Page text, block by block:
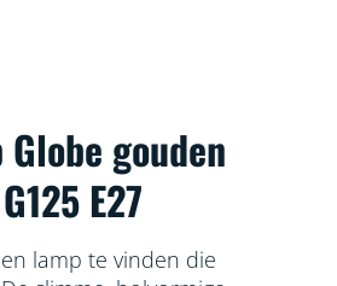
gouden
E27
lamp te vinden die